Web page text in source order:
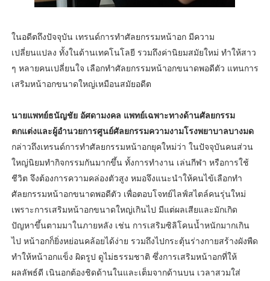
ในอดีตถึงปัจจุบัน เทรนด์การทำศัลยกรรมหน้าอก มีความ
เปลี่ยนแปลง ทั้งในด้านเทคโนโลยี รวมถึงค่านิยมสมัยใหม่ ทำให้สาว
ๆ หลายคนเปลี่ยนใจ เลือกทำศัลยกรรมหน้าอกขนาดพอดีตัว แทนการ
เสริมหน้าอกขนาดใหญ่เหมือนสมัยอดีต
นายแพทย์ธนัญชัย อัศดามงคล แพทย์เฉพาะทางด้านศัลยกรรม
ตกแต่งและผู้อำนวยการศูนย์ศัลยกรรมความงามโรงพยาบาลบางมด
กล่าวถึงเทรนด์การทำศัลยกรรมหน้าอกยุคใหม่ว่า ในปัจจุบันคนส่วน
ใหญ่นิยมทำกิจกรรมกันมากขึ้น ทั้งการทำงาน เล่นกีฬา หรือการใช้
ชีวิต จึงต้องการความคล่องตัวสูง หมอจึงแนะนำให้คนไข้เลือกทำ
ศัลยกรรมหน้าอกขนาดพอดีตัว เพื่อตอบโจทย์ไลฟ์สไตล์คนรุ่นใหม่
เพราะการเสริมหน้าอกขนาดใหญ่เกินไป มีแต่ผลเสียและมักเกิด
ปัญหาขึ้นตามมาในภายหลัง เช่น การเสริมซิลิโคนน้ำหนักมากเกิน
ไป หน้าอกก็ยิ่งหย่อนคล้อยได้ง่าย รวมถึงไปกระตุ้นร่างกายสร้างผังพืด
ทำให้หน้าอกแข็ง ผิดรูป ดูไม่ธรรมชาติ ซึ่งการเสริมหน้าอกที่ให้
ผลลัพธ์ดี เนินอกต้องชิดด้านในและเต็มจากด้านบน เวลาสวมใส่